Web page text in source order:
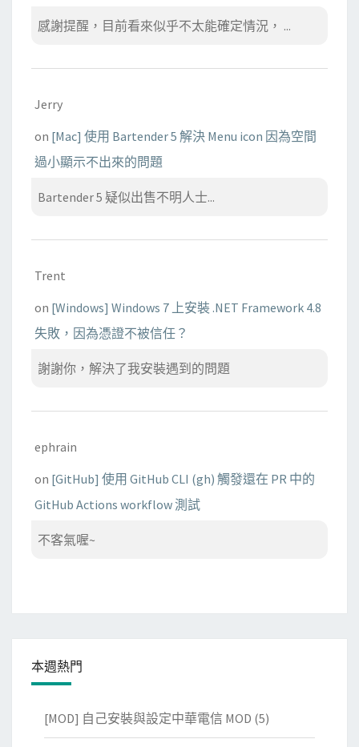
感謝提醒，目前看來似乎不太能確定情況， ...
Jerry
on [Mac] 使用 Bartender 5 解決 Menu icon 因為空間
過小顯示不出來的問題
Bartender 5 疑似出售不明人士...
Trent
on [Windows] Windows 7 上安裝 .NET Framework 4.8
失敗，因為憑證不被信任？
謝謝你，解決了我安裝遇到的問題
ephrain
on [GitHub] 使用 GitHub CLI (gh) 觸發還在 PR 中的
GitHub Actions workflow 測試
不客氣喔~
本週熱門
[MOD] 自己安裝與設定中華電信 MOD (5)